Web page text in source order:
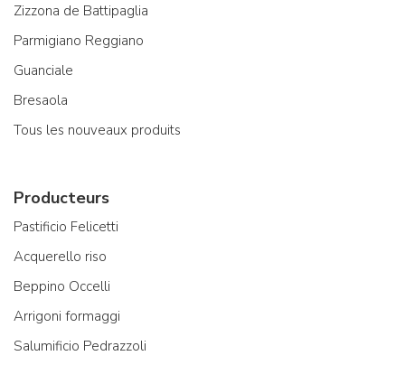
Zizzona de Battipaglia
Parmigiano Reggiano
Guanciale
Bresaola
Tous les nouveaux produits
Producteurs
Pastificio Felicetti
Acquerello riso
Beppino Occelli
Arrigoni formaggi
Salumificio Pedrazzoli